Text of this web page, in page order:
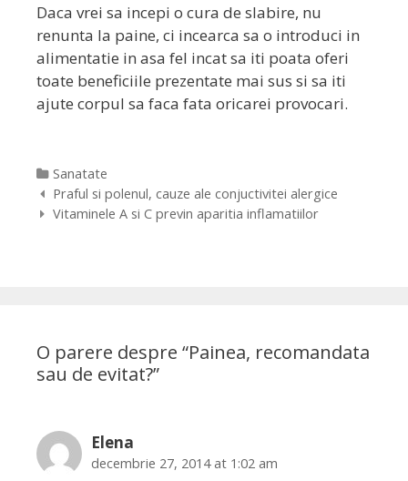
Daca vrei sa incepi o cura de slabire, nu
renunta la paine, ci incearca sa o introduci in
alimentatie in asa fel incat sa iti poata oferi
toate beneficiile prezentate mai sus si sa iti
ajute corpul sa faca fata oricarei provocari.
Categorii
Sanatate
Navigare
postare
Praful si polenul, cauze ale conjuctivitei alergice
Vitaminele A si C previn aparitia inflamatiilor
O parere despre “Painea, recomandata
sau de evitat?”
Elena
decembrie 27, 2014 at 1:02 am